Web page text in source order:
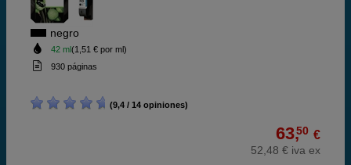
negro
42 ml(1,51 € por ml)
930 páginas
(9,4 / 14 opiniones)
63,50 €
52,48 € iva ex